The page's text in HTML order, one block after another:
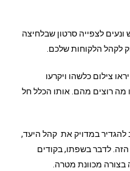
ונעים לצפייה סרטון שבלחיצה
לקהל הלקוחות שלכם.
צילום כלשהו ויקרעו
מה רוצים מהם. אותו הכלל חל
במדויק את קהל היעד,
לדבר בשפתו, בקודים
בצורה מכוונת מטרה.